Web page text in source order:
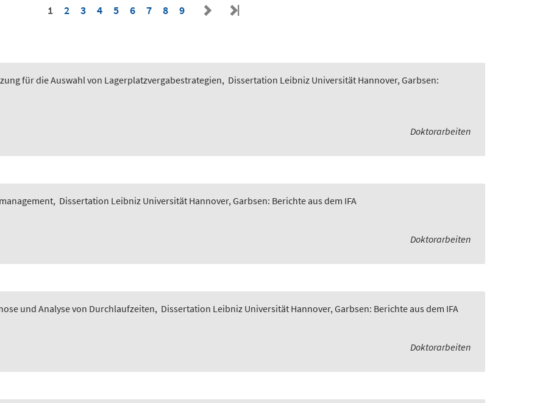
1 2 3 4 5 6 7 8
9
für die Auswahl von Lagerplatzvergabestrategien, Dissertation Leibniz Universität Hannover, Garbsen:
Doktorarbeiten
, Dissertation Leibniz Universität Hannover, Garbsen: Berichte aus dem IFA
Doktorarbeiten
und Analyse von Durchlaufzeiten, Dissertation Leibniz Universität Hannover, Garbsen: Berichte aus dem IFA
Doktorarbeiten